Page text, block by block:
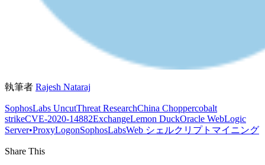
執筆者 Rajesh Nataraj
SophosLabs UncutThreat ResearchChina Choppercobalt
strikeCVE-2020-14882ExchangeLemon DuckOracle WebLogic
Server•ProxyLogonSophosLabsWeb シェルクリプトマイニング
Share This